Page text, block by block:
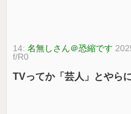
14:名無しさん＠恐縮です
f/R0
TVってか「芸人」とやら